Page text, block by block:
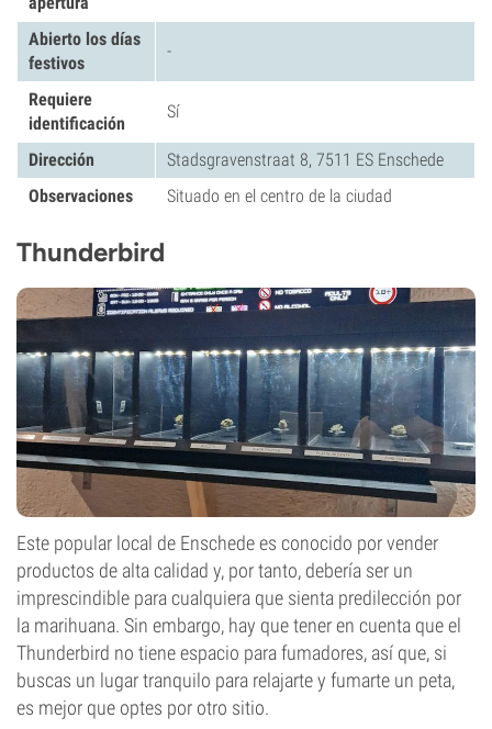
Abierto los días
festivos
-
Requiere
identificación
Sí
Dirección
Stadsgravenstraat 8, 7511 ES Enschede
Observaciones
Situado en el centro de la ciudad
Thunderbird
Este popular local de Enschede es conocido por vender
productos de alta calidad y, por tanto, debería ser un
imprescindible para cualquiera que sienta predilección por
la marihuana. Sin embargo, hay que tener en cuenta que el
Thunderbird no tiene espacio para fumadores, así que, si
buscas un lugar tranquilo para relajarte y fumarte un peta,
es mejor que optes por otro sitio.